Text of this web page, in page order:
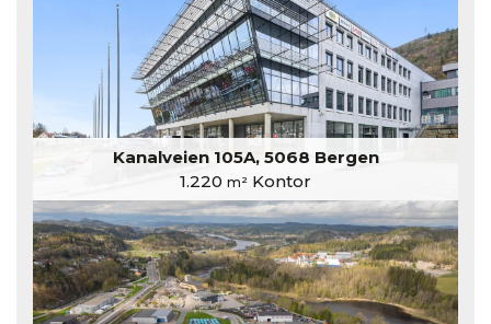
Kanalveien 105A, 5068 Bergen
1.220 m² Kontor